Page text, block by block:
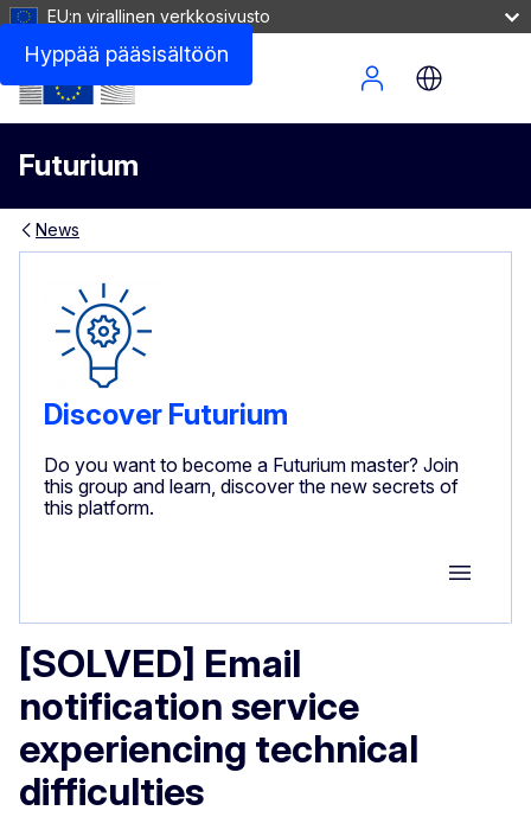
Hyppää pääsisältöön
EU:n virallinen verkkosivusto
Futurium
Site Menu
News
Discover Futurium
Do you want to become a Futurium master? Join
this group and learn, discover the new secrets of
this platform.
Group
[SOLVED] Email
notification service
experiencing technical
difficulties